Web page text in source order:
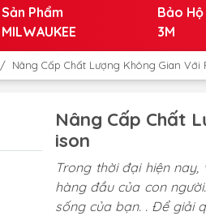
Sản Phẩm
MILWAUKEE
Bảo
3M
/ Nâng Cấp Chất Lượng Không Gian Với
Nâng Cấp Chất
ison
Trong thời đại hiện
hàng đầu của con
sống của bạn. . Để giải